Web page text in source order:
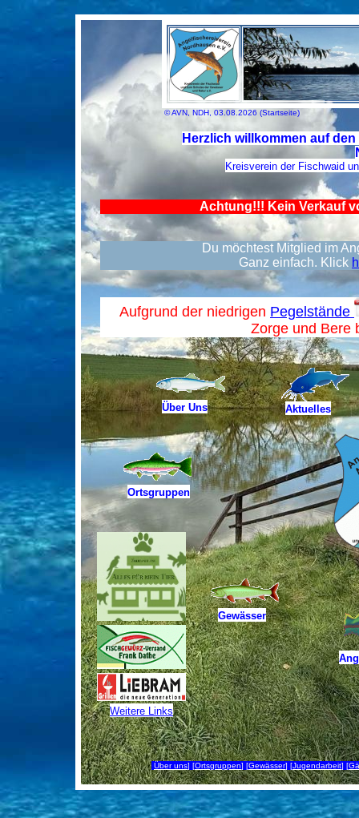
© AVN, NDH, 03.08.2026 (Startseite)
Herzlich willkommen auf
Kreisverein der Fischwaid
Achtung!!! Kein Verkauf
Du möchtest Mitglied im
Ganz einfach. Klick
Aufgrund der niedrigen Pegelstände
Zorge und Bere
Über Uns Aktuelles
Ortsgruppen
Weitere Links
Gewässer
Über uns] [Ortsgruppen] [Gewässer] [Jugendarbeit] [